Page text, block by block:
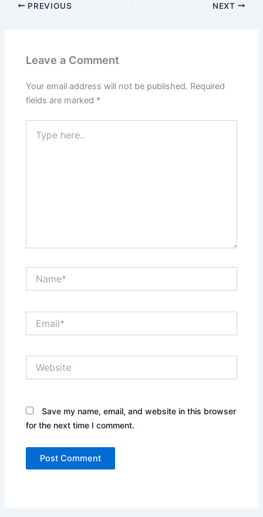
PREVIOUS NEXT
Leave a Comment
Your email address will not be published. Required
fields are marked *
here..
Save my name, email, and website in this browser
for the next time I comment.